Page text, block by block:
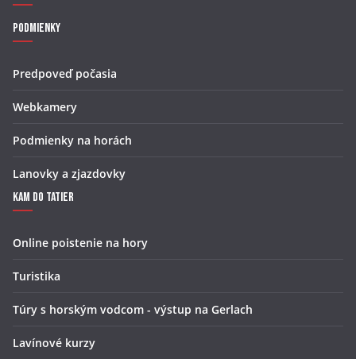
Podmienky
Predpoveď počasia
Webkamery
Podmienky na horách
Lanovky a zjazdovky
Kam do Tatier
Online poistenie na hory
Turistika
Túry s horským vodcom - výstup na Gerlach
Lavínové kurzy